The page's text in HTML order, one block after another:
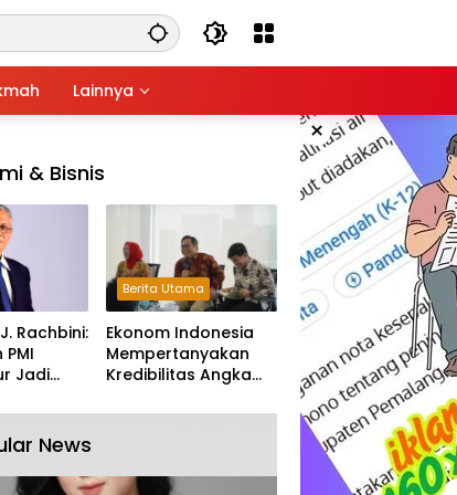
Lainnya
×
& Bisnis
Rachbini:
Jadi
Berita Utama
Ekonom Indonesia
Mempertanyakan
Kredibilitas Angka
Tumbuh Tapi Rapuh
News